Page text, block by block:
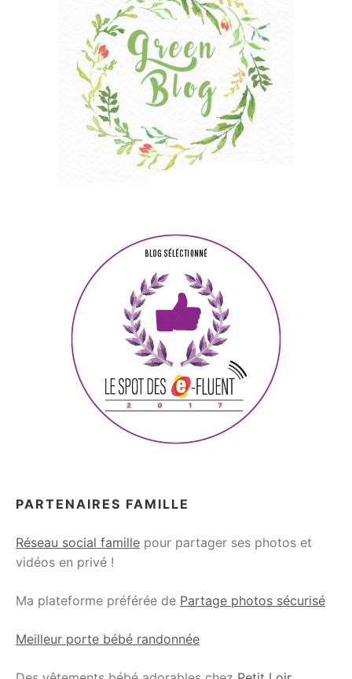
PARTENAIRES FAMILLE
Réseau social famille pour partager ses photos et
vidéos en privé !
Ma plateforme préférée de Partage photos sécurisé
Meilleur porte bébé randonnée